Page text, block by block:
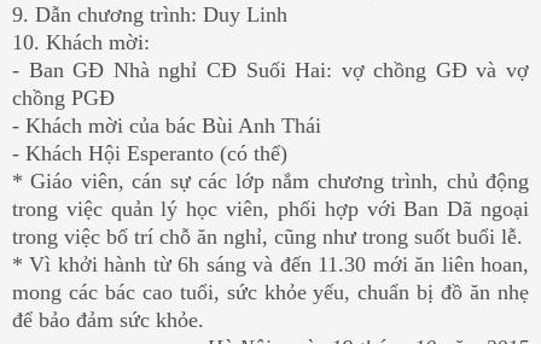
9. Dẫn chương trình: Duy Linh
10. Khách mời:
- Ban GĐ Nhà nghỉ CĐ Suối Hai: vợ chồng GĐ và vợ
chồng PGĐ
- Khách mời của bác Bùi Anh Thái
- Khách Hội Esperanto (có thể)
* Giáo viên, cán sự các lớp nắm chương trình, chủ động
trong việc quản lý học viên, phối hợp với Ban Dã ngoại
trong việc bố trí chỗ ăn nghỉ, cũng như trong suốt buổi lễ.
* Vì khởi hành từ 6h sáng và đến 11.30 mới ăn liên hoan,
mong các bác cao tuổi, sức khỏe yếu, chuẩn bị đồ ăn nhẹ
để bảo đảm sức khỏe.